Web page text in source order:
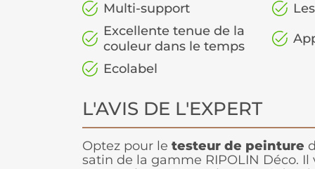
Multi-support
Excellente tenue de la
couleur dans le temps
Ecolabel
L'AVIS DE L'EXPERT
Optez pour le testeur de peinture
satin de la gamme RIPOLIN Déco.